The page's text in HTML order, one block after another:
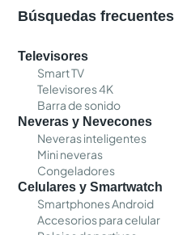
Búsquedas frecuentes
Televisores
Smart TV
Televisores 4K
Barra de sonido
Neveras y Nevecones
Neveras inteligentes
Mini neveras
Congeladores
Celulares y Smartwatch
Smartphones Android
Accesorios para celular